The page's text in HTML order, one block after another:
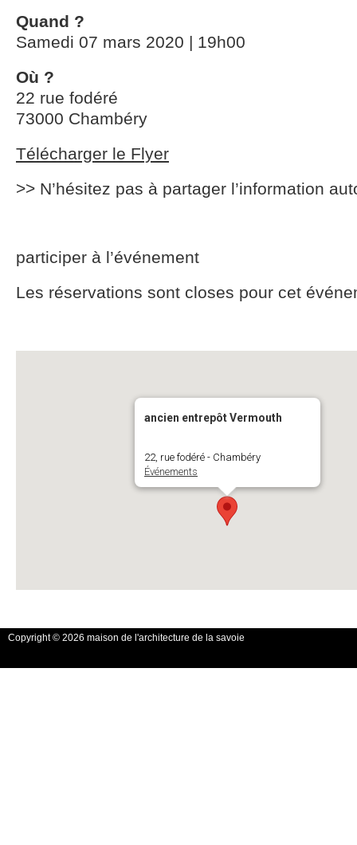
Quand ?
Samedi 07 mars 2020 | 19h00
Où ?
22 rue fodéré
73000 Chambéry
Télécharger le Flyer
>> N’hésitez pas à partager l’information
participer à l’événement
Les réservations sont closes pour cet
ancien entrepôt Vermouth
22, rue fodéré - Chambéry
Événements
Copyright © 2026 maison de l'architecture de la savoie